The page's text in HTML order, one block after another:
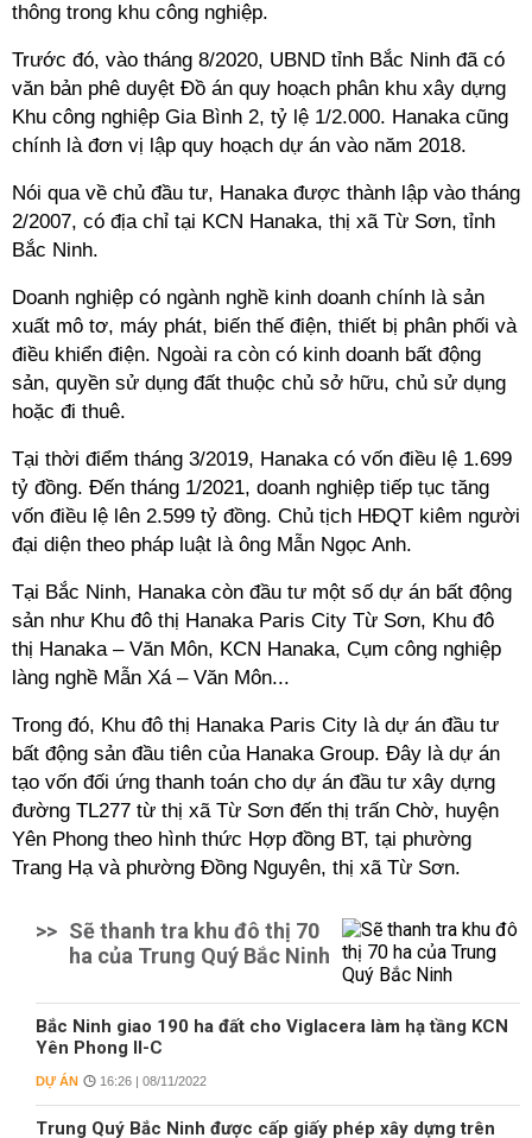
thông trong khu công nghiệp.
Trước đó, vào tháng 8/2020, UBND tỉnh Bắc Ninh đã có
văn bản phê duyệt Đồ án quy hoạch phân khu xây dựng
Khu công nghiệp Gia Bình 2, tỷ lệ 1/2.000. Hanaka cũng
chính là đơn vị lập quy hoạch dự án vào năm 2018.
Nói qua về chủ đầu tư, Hanaka được thành lập vào tháng
2/2007, có địa chỉ tại KCN Hanaka, thị xã Từ Sơn, tỉnh
Bắc Ninh.
Doanh nghiệp có ngành nghề kinh doanh chính là sản
xuất mô tơ, máy phát, biến thế điện, thiết bị phân phối và
điều khiển điện. Ngoài ra còn có kinh doanh bất động
sản, quyền sử dụng đất thuộc chủ sở hữu, chủ sử dụng
hoặc đi thuê.
Tại thời điểm tháng 3/2019, Hanaka có vốn điều lệ 1.699
tỷ đồng. Đến tháng 1/2021, doanh nghiệp tiếp tục tăng
vốn điều lệ lên 2.599 tỷ đồng. Chủ tịch HĐQT kiêm người
đại diện theo pháp luật là ông Mẫn Ngọc Anh.
Tại Bắc Ninh, Hanaka còn đầu tư một số dự án bất động
sản như Khu đô thị Hanaka Paris City Từ Sơn, Khu đô
thị Hanaka – Văn Môn, KCN Hanaka, Cụm công nghiệp
làng nghề Mẫn Xá – Văn Môn...
Trong đó, Khu đô thị Hanaka Paris City là dự án đầu tư
bất động sản đầu tiên của Hanaka Group. Đây là dự án
tạo vốn đối ứng thanh toán cho dự án đầu tư xây dựng
đường TL277 từ thị xã Từ Sơn đến thị trấn Chờ, huyện
Yên Phong theo hình thức Hợp đồng BT, tại phường
Trang Hạ và phường Đồng Nguyên, thị xã Từ Sơn.
>> Sẽ thanh tra khu đô thị 70
ha của Trung Quý Bắc Ninh
Bắc Ninh giao 190 ha đất cho Viglacera làm hạ tầng KCN
Yên Phong II-C
DỰ ÁN 16:26 | 08/11/2022
Trung Quý Bắc Ninh được cấp giấy phép xây dựng trên